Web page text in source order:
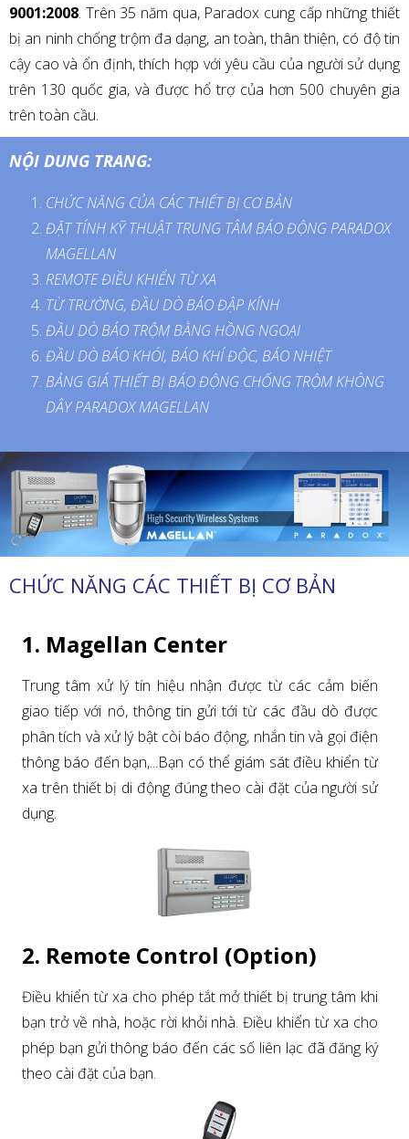
9001:2008. Trên 35 năm qua, Paradox cung cấp những thiết
bị an ninh chống trộm đa dạng, an toàn, thân thiện, có độ tin
cậy cao và ổn định, thích hợp với yêu cầu của người sử dụng
trên 130 quốc gia, và được hổ trợ của hơn 500 chuyên gia
trên toàn cầu.
NỘI DUNG TRANG:
CHỨC NĂNG CỦA CÁC THIẾT BỊ CƠ BẢN
ĐẶT TÍNH KỸ THUẬT TRUNG TÂM BÁO ĐỘNG PARADOX
MAGELLAN
REMOTE ĐIỀU KHIỂN TỪ XA
TỪ TRƯỜNG, ĐẦU DÒ BÁO ĐẬP KÍNH
ĐẦU DÒ BÁO TRỘM BẰNG HỒNG NGOẠI
ĐẦU DÒ BÁO KHÓI, BÁO KHÍ ĐỘC, BÁO NHIỆT
BẢNG GIÁ THIẾT BỊ BÁO ĐỘNG CHỐNG TRỘM KHÔNG
DÂY PARADOX MAGELLAN
CHỨC NĂNG CÁC THIẾT BỊ CƠ BẢN
1. Magellan Center
Trung tâm xử lý tín hiệu nhận được từ các cảm biến
giao tiếp với nó, thông tin gửi tới từ các đầu dò được
phân tích và xử lý bật còi báo động, nhắn tin và gọi điện
thông báo đến bạn,...Bạn có thể giám sát điều khiển từ
xa trên thiết bị di động đúng theo cài đặt của người sử
dụng.
2. Remote Control (Option)
Điều khiển từ xa cho phép tắt mở thiết bị trung tâm khi
bạn trở về nhà, hoặc rời khỏi nhà. Điều khiển từ xa cho
phép bạn gửi thông báo đến các số liên lạc đã đăng ký
theo cài đặt của bạn.